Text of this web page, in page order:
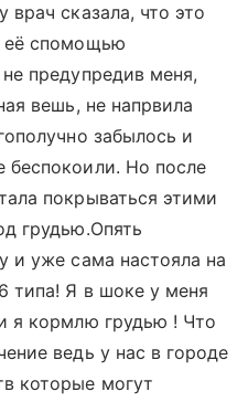
врач сказала, что это
её спомощью
предупредив меня,
вешь, не напрвила
забылось и
Но после
покрываться этими
грудью.Опять
и уже сама настояла на
типа! Я в шоке у меня
я кормлю грудью ! Что
ведь у нас в городе
которые могут